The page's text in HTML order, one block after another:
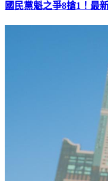
國民黨魁之爭8搶1！最